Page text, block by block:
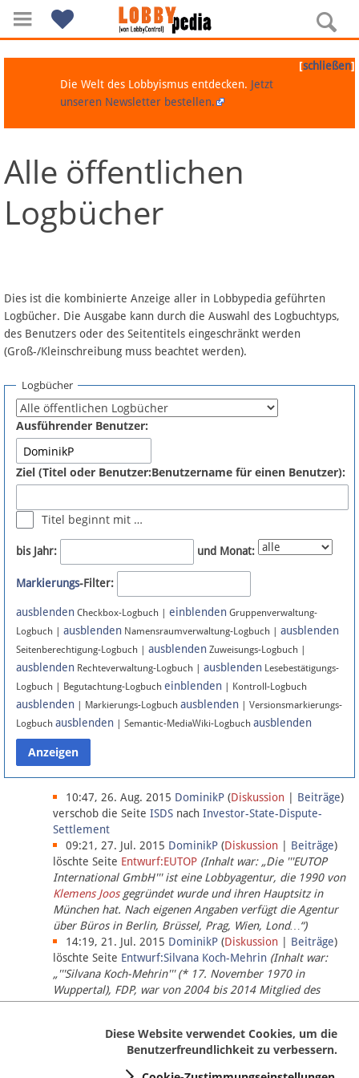
Navigation
Über Lobbypedia
Artikel nach Kategorien
FAQ
Fördermitglied werden
Fehler melden
Newsletter
Bluesky
Facebook
Instagram
Anmelden
Datenschutz
Über Lobbypedia
Impressum
[schließen]
Die Welt des Lobbyismus entdecken. Jetzt
unseren Newsletter bestellen.
Alle öffentlichen
Logbücher
Dies ist die kombinierte Anzeige aller in Lobbypedia geführten
Logbücher. Die Ausgabe kann durch die Auswahl des Logbuchtyps,
des Benutzers oder des Seitentitels eingeschränkt werden
(Groß-/Kleinschreibung muss beachtet werden).
Logbücher
Ausführender Benutzer:
Ziel (Titel oder Benutzer:Benutzername für einen Benutzer):
Titel beginnt mit …
bis Jahr: und Monat:
Markierungs-Filter:
ausblenden Checkbox-Logbuch | einblenden Gruppenverwaltung-
Logbuch | ausblenden Namensraumverwaltung-Logbuch | ausblenden
Seitenberechtigung-Logbuch | ausblenden Zuweisungs-Logbuch |
ausblenden Rechteverwaltung-Logbuch | ausblenden Lesebestätigungs-
Logbuch | Begutachtung-Logbuch einblenden | Kontroll-Logbuch
ausblenden | Markierungs-Logbuch ausblenden | Versionsmarkierungs-
Logbuch ausblenden | Semantic-MediaWiki-Logbuch ausblenden
10:47, 26. Aug. 2015 DominikP (Diskussion Beiträge)
verschob die Seite ISDS nach Investor-State-Dispute-
Settlement
09:21, 27. Jul. 2015 DominikP (Diskussion Beiträge)
löschte Seite Entwurf:EUTOP (Inhalt war: „Die '''EUTOP
International GmbH''' ist eine Lobbyagentur, die 1990 von
Klemens Joosgegründet wurde und ihren Hauptsitz in
München hat. Nach eigenen Angaben verfügt die Agentur
über Büros in Berlin, Brüssel, Prag, Wien, Lond…“)
14:19, 21. Jul. 2015 DominikP (Diskussion Beiträge)
löschte Seite Entwurf:Silvana Koch-Mehrin (Inhalt war:
„'''Silvana Koch-Mehrin''' (* 17. November 1970 in
Wuppertal), FDP, war von 2004 bis 2014 Mitglied des
Europäischen Parlaments, seit November 2014 ist sie für
Diese Website verwendet Cookies, um die
Benutzerfreundlichkeit zu verbessern.